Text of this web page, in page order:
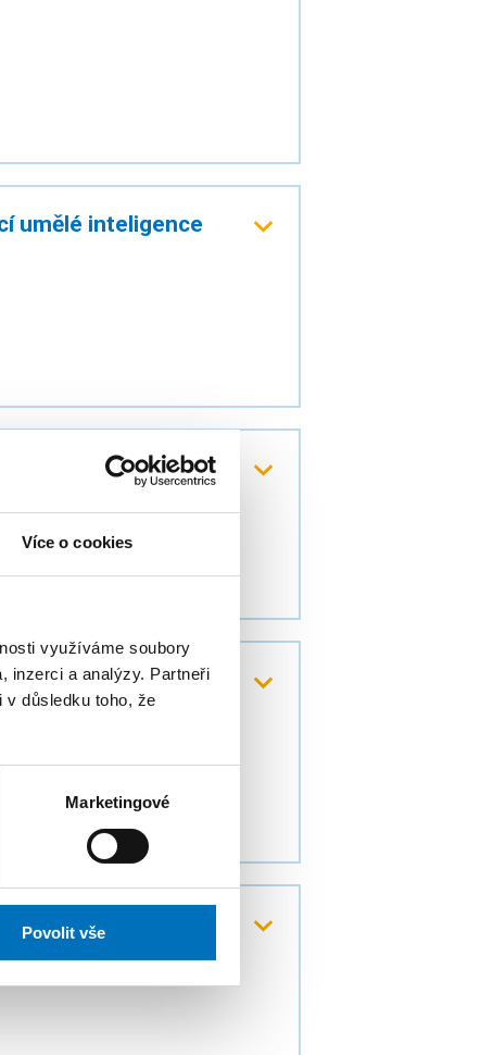
Více o cookies
využíváme soubory
inzerci a analýzy. Partneři
důsledku toho, že
Marketingové
Povolit vše
umělé inteligence